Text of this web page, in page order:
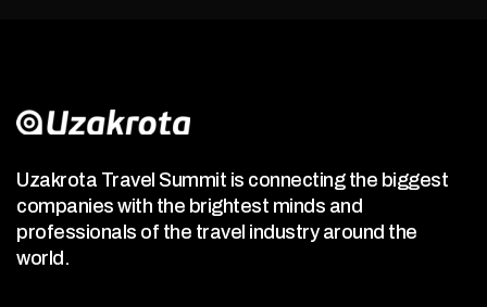
Uzakrota Travel Summit is connecting the biggest
companies with the brightest minds and
professionals of the travel industry around the
world.